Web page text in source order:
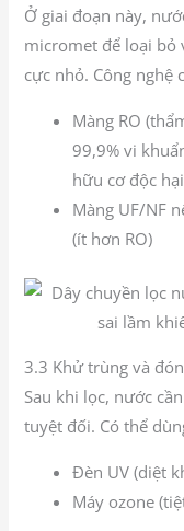
Ở giai đoạn này,
micromet để loại bỏ
cực nhỏ. Công nghệ
Màng RO
99,9% vi
hữu cơ độc
Màng UF/NF
(ít hơn RO)
3.3 Khử trùng và
Sau khi lọc, nước
tuyệt đối. Có thể
Đèn UV (diệt
Máy ozone